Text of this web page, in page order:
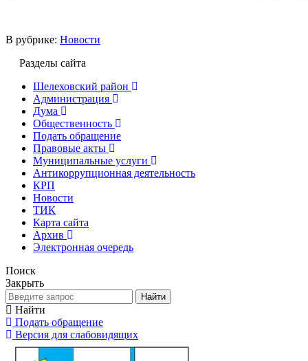
В рубрике: Новости
Разделы сайта
Шелеховский район
Администрация
Дума
Общественность
Подать обращение
Правовые акты
Муниципальные услуги
Антикоррупционная деятельность
КРП
Новости
ТИК
Карта сайта
Архив
Электронная очередь
Поиск
Закрыть
Найти
Найти
Подать обращение
Версия для слабовидящих